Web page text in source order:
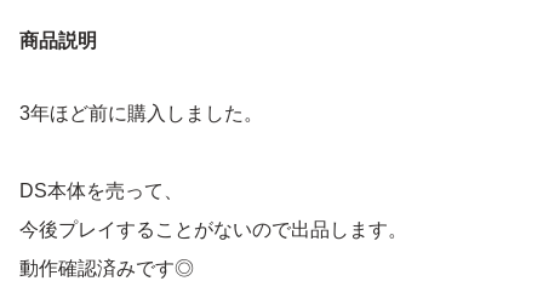
商品説明
3年ほど前に購入しました。
DS本体を売って、
今後プレイすることがないので出品します。
動作確認済みです◎